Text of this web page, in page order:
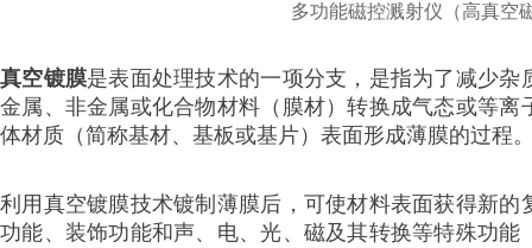
多功能磁控溅射仪（高真空
真空镀膜是表面处理技术的一项分支，是指为了减少
金属、非金属或化合物材料（膜材）转换成气态或等
体材质（简称基材、基板或基片）表面形成薄膜的过程
利用真空镀膜技术镀制薄膜后，可使材料表面获得新
功能、装饰功能和声、电、光、磁及其转换等特殊功